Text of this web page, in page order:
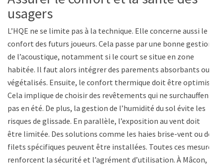
usagers
L’HQE ne se limite pas à la technique. Elle concerne aussi le
confort des futurs joueurs. Cela passe par une bonne gestion
de l’acoustique, notamment si le court se situe en zone
habitée. Il faut alors intégrer des parements absorbants ou
végétalisés. Ensuite, le confort thermique doit être optimisé.
Cela implique de choisir des revêtements qui ne surchauffent
pas en été. De plus, la gestion de l’humidité du sol évite les
risques de glissade. En parallèle, l’exposition au vent doit
être limitée. Des solutions comme les haies brise-vent ou des
filets spécifiques peuvent être installées. Toutes ces mesures
renforcent la sécurité et l’agrément d’utilisation. À Mâcon,